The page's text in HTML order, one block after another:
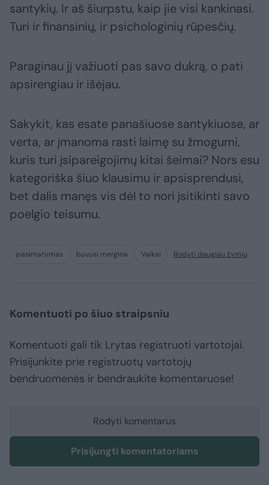
santykių. Ir aš šiurpstu, kaip jie visi kankinasi.
Turi ir finansinių, ir psichologinių rūpesčių.
Paraginau jį važiuoti pas savo dukrą, o pati
apsirengiau ir išėjau.
Sakykit, kas esate panašiuose santykiuose, ar
verta, ar įmanoma rasti laimę su žmogumi,
kuris turi įsipareigojimų kitai šeimai? Nors esu
kategoriška šiuo klausimu ir apsisprendusi,
bet dalis manęs vis dėl to nori įsitikinti savo
poelgio teisumu.
pasimatymas buvusi mergina Vaikai Rodyti daugiau žymių
Komentuoti po šiuo straipsniu
Komentuoti gali tik Lrytas registruoti vartotojai.
Prisijunkite prie registruotų vartotojų
bendruomenės ir bendraukite komentaruose!
Rodyti komentarus
Prisijungti komentatoriams